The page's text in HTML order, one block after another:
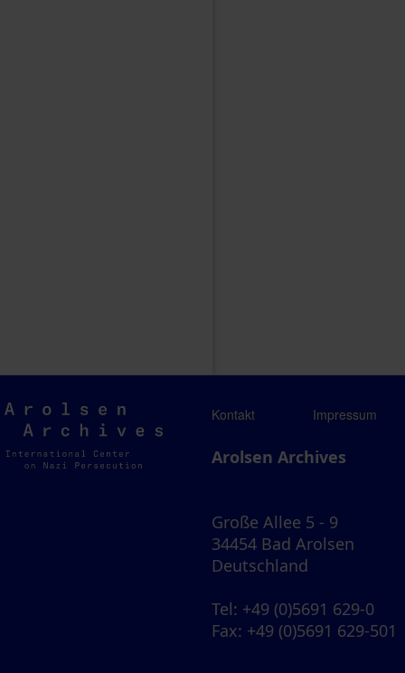
Arolsen
Archives
Kontakt Impressum
Arolsen Archives
Große Allee 5 - 9
34454 Bad Arolsen
Deutschland
Tel: +49 (0)5691 629-0
Fax: +49 (0)5691 629-501